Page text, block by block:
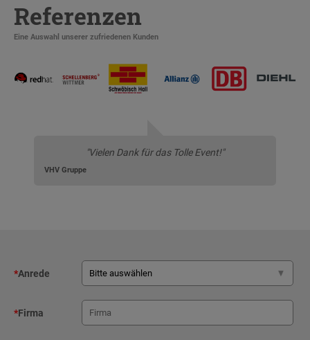
Referenzen
Eine Auswahl unserer zufriedenen Kunden
"Vielen Dank für das Tolle Event!"
VHV Gruppe
*Anrede
*Firma